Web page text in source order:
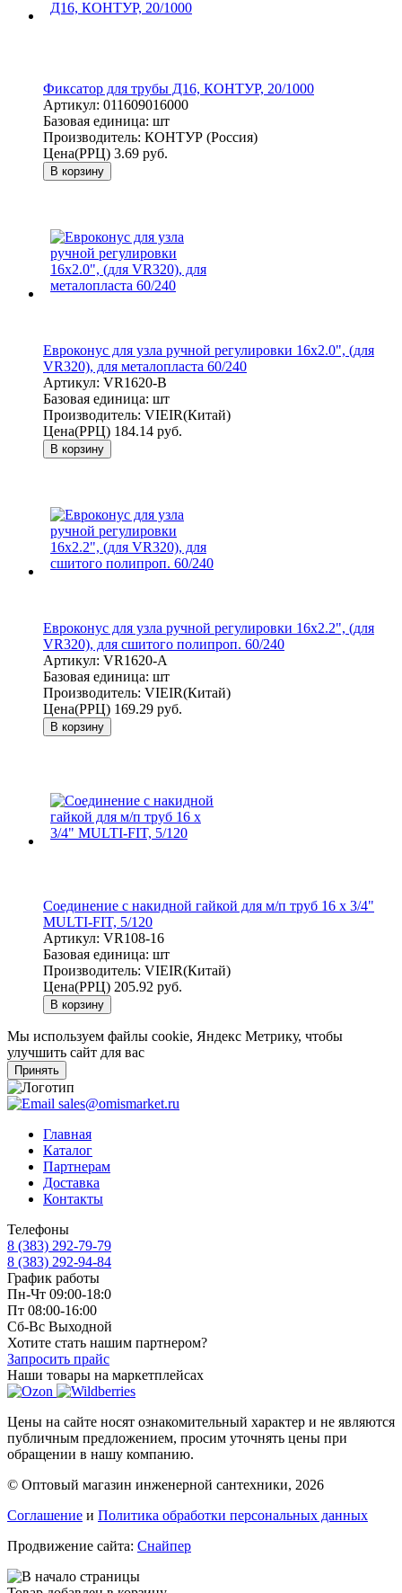
Фиксатор для трубы Д16, КОНТУР, 20/1000
Артикул: 011609016000
Базовая единица: шт
Производитель: КОНТУР (Россия)
Цена(РРЦ) 3.69 руб.
В корзину
Евроконус для узла ручной регулировки 16x2.0", (для
VR320), для металопласта 60/240
Артикул: VR1620-B
Базовая единица: шт
Производитель: VIEIR(Китай)
Цена(РРЦ) 184.14 руб.
В корзину
Евроконус для узла ручной регулировки 16x2.2", (для
VR320), для сшитого полипроп. 60/240
Артикул: VR1620-A
Базовая единица: шт
Производитель: VIEIR(Китай)
Цена(РРЦ) 169.29 руб.
В корзину
Соединение с накидной гайкой для м/п труб 16 х 3/4"
MULTI-FIT, 5/120
Артикул: VR108-16
Базовая единица: шт
Производитель: VIEIR(Китай)
Цена(РРЦ) 205.92 руб.
В корзину
Мы используем файлы cookie, Яндекс Метрику, чтобы
улучшить сайт для вас
Принять
sales@omismarket.ru
Главная
Каталог
Партнерам
Доставка
Контакты
Телефоны
8 (383) 292-79-79
8 (383) 292-94-84
График работы
Пн-Чт 09:00-18:0
Пт 08:00-16:00
Сб-Вс Выходной
Хотите стать нашим партнером?
Запросить прайс
Наши товары на маркетплейсах
Цены на сайте носят ознакомительный характер и не являются
публичным предложением, просим уточнять цены при
обращении в нашу компанию.
© Оптовый магазин инженерной сантехники, 2026
Соглашение и Политика обработки персональных данных
Продвижение сайта: Снайпер